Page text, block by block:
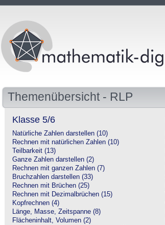
Themenübersicht - RLP
Klasse 5/6
Natürliche Zahlen darstellen (10)
Rechnen mit natürlichen Zahlen (10)
Teilbarkeit (13)
Ganze Zahlen darstellen (2)
Rechnen mit ganzen Zahlen (7)
Bruchzahlen darstellen (33)
Rechnen mit Brüchen (25)
Rechnen mit Dezimalbrüchen (15)
Kopfrechnen (4)
Länge, Masse, Zeitspanne (8)
Flächeninhalt, Volumen (2)